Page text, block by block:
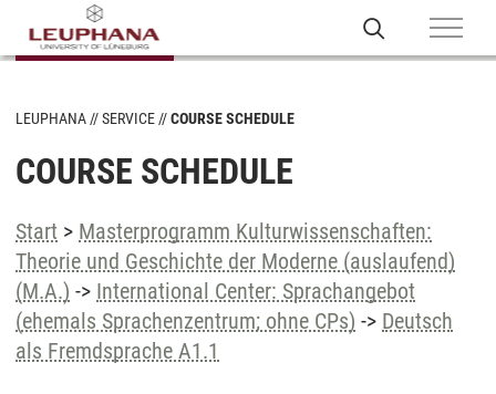
LEUPHANA SERVICE COURSE SCHEDULE
COURSE SCHEDULE
Start > Masterprogramm Kulturwissenschaften:
Theorie und Geschichte der Moderne (auslaufend)
(M.A.) -> International Center: Sprachangebot
(ehemals Sprachenzentrum; ohne CPs) -> Deutsch
als Fremdsprache A1.1